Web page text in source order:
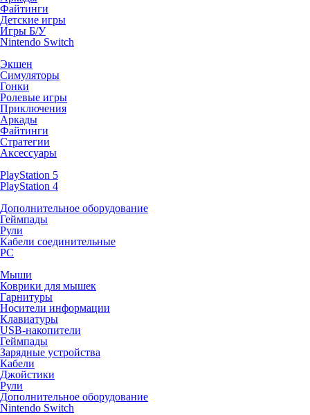
Файтинги
Детские игры
Игры Б/У
Nintendo Switch
Экшен
Симуляторы
Гонки
Ролевые игры
Приключения
Аркады
Файтинги
Стратегии
Аксессуары
PlayStation 5
PlayStation 4
Дополнительное оборудование
Геймпады
Рули
Кабели соединительные
PC
Мыши
Коврики для мышек
Гарнитуры
Носители информации
Клавиатуры
USB-накопители
Геймпады
Зарядные устройства
Кабели
Джойстики
Рули
Дополнительное оборудование
Nintendo Switch